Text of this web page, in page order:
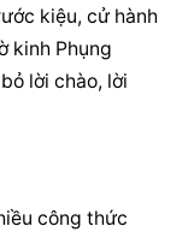
kiệu, cử hành
kinh Phụng
lời chào,
công thức